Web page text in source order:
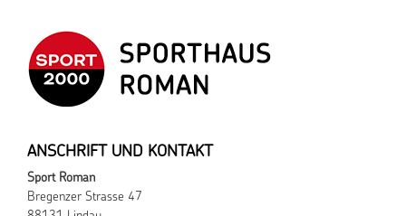
ANSCHRIFT UND KONTAKT
Sport Roman
Bregenzer Strasse 47